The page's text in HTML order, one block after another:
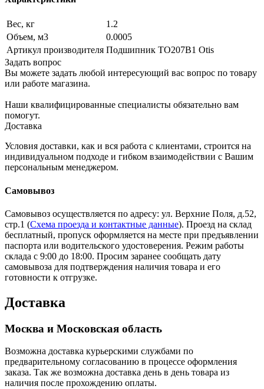
Вес, кг
1.2
Объем, м3
0.0005
Артикул производителя Подшипник TO207B1 Otis
Задать вопрос
Вы можете задать любой интересующий вас вопрос по товару
или работе магазина.
Наши квалифицированные специалисты обязательно вам
помогут.
Доставка
Условия доставки, как и вся работа с клиентами, строится на
индивидуальном подходе и гибком взаимодействии с Вашим
персональным менеджером.
Самовывоз
Самовывоз осуществляется по адресу: ул. Верхние Поля, д.52,
стр.1 (Схема проезда и контактные данные). Проезд на склад
бесплатный, пропуск оформляется на месте при предъявлении
паспорта или водительского удостоверения. Режим работы
склада с 9:00 до 18:00. Просим заранее сообщать дату
самовывоза для подтверждения наличия товара и его
готовности к отгрузке.
Доставка
Москва и Московская область
Возможна доставка курьерскими службами по
предварительному согласованию в процессе оформления
заказа. Так же возможна доставка день в день товара из
наличия после прохождению оплаты.